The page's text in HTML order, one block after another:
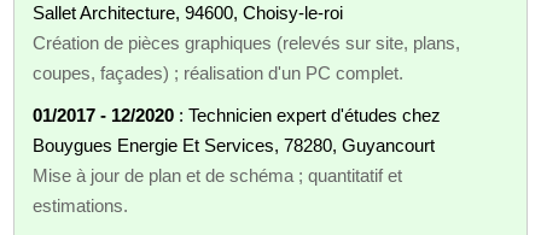
Sallet Architecture, 94600, Choisy-le-roi
Création de pièces graphiques (relevés sur site, plans,
coupes, façades) ; réalisation d'un PC complet.
01/2017 - 12/2020 : Technicien expert d'études chez
Bouygues Energie Et Services, 78280, Guyancourt
Mise à jour de plan et de schéma ; quantitatif et
estimations.